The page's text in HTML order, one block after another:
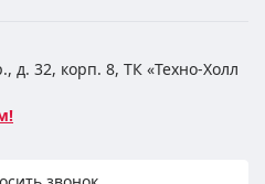
д. 32, корп. 8, ТК «Техно-Холл